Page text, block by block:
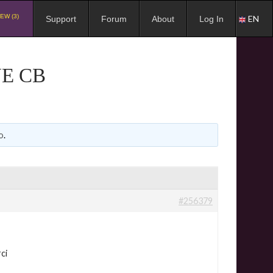
(3) Support Forum About Log In EN
CB
.
#256379